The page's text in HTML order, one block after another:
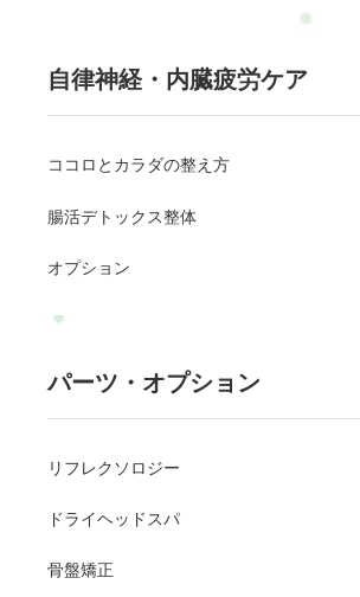
自律神経・内臓疲労ケア
ココロとカラダの整え方
腸活デトックス整体
オプション
パーツ・オプション
リフレクソロジー
ドライヘッドスパ
骨盤矯正